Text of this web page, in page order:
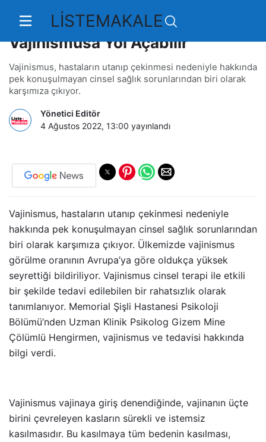
LİSTEMAKALE
Cinsellikle İlgili Yanlış İnanışlar
Vajinismusa Yol Açabilir
Vajinismus, hastaların utanıp çekinmesi nedeniyle hakkında
pek konuşulmayan cinsel sağlık sorunlarından biri olarak
karşımıza çıkıyor.
Yönetici Editör
4 Ağustos 2022, 13:00 yayınlandı
Vajinismus, hastaların utanıp çekinmesi nedeniyle
hakkında pek konuşulmayan cinsel sağlık sorunlarından
biri olarak karşımıza çıkıyor. Ülkemizde vajinismus
görülme oranının Avrupa’ya göre oldukça yüksek
seyrettiği bildiriliyor. Vajinismus cinsel terapi ile etkili
bir şekilde tedavi edilebilen bir rahatsızlık olarak
tanımlanıyor. Memorial Şişli Hastanesi Psikoloji
Bölümü’nden Uzman Klinik Psikolog Gizem Mine
Çölümlü Hengirmen, vajinismus ve tedavisi hakkında
bilgi verdi.
Vajinismus vajinaya giriş denendiğinde, vajinanın üçte
birini çevreleyen kasların sürekli ve istemsiz
kasılmasıdır. Bu kasılmaya tüm bedenin kasılması,